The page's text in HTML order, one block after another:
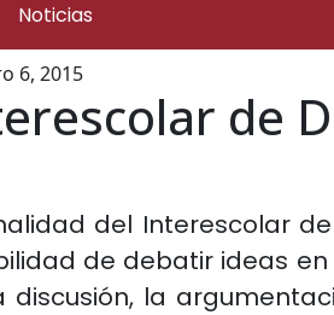
Noticias
6, 2015
de
del Interescolar
de debatir ideas
discusión, la